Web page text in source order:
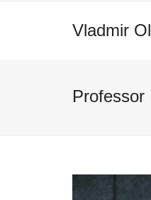
Vladmir
Professor